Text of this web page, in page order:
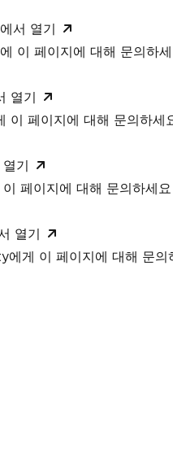
서 열기
이 페이지에 대해 문의하
열기
이 페이지에 대해 문의하세
기
페이지에 대해 문의하세요
열기
게 이 페이지에 대해 문의